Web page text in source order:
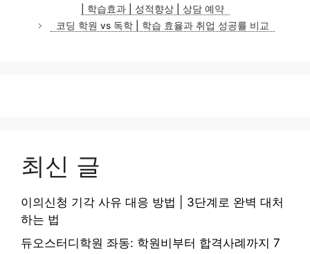
리
| 학습효과 | 성적향상 | 상담 예약
코딩 학원 vs 독학 | 학습 효율과 취업 성공률 비교
최신 글
이의신청 기각 사유 대응 방법 | 3단계로 완벽 대처
하는 법
듀오스터디학원 좌동: 학원비부터 합격사례까지 7